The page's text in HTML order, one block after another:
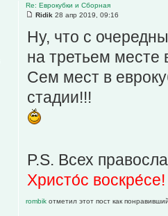
Re: Еврокубки и Сборная
Ridik 28 апр 2019, 09:16
Ну, что с
на третьем месте
Сем мест в
стадии!!!
P.S. Всех
Христо́с воскре́се!
rombik отметил этот пост как